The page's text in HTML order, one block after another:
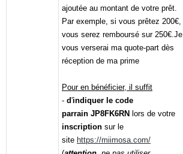
ajoutée au montant de votre prêt.
Par exemple, si vous prêtez 200€,
vous serez remboursé sur 250€.Je
vous verserai ma quote-part dès
réception de ma prime
Pour en bénéficier, il suffit
- d'indiquer le code
parrain JP8FK6RN lors de votre
inscription sur le
site https://miimosa.com/